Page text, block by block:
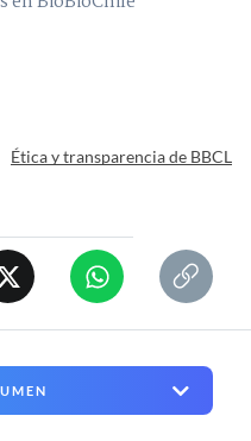
Ética y transparencia de BBCL